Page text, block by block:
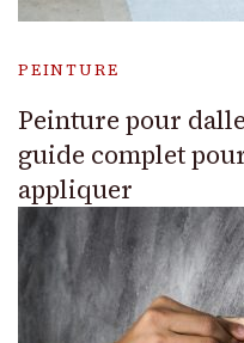
PEINTURE
Peinture pour
guide complet
appliquer